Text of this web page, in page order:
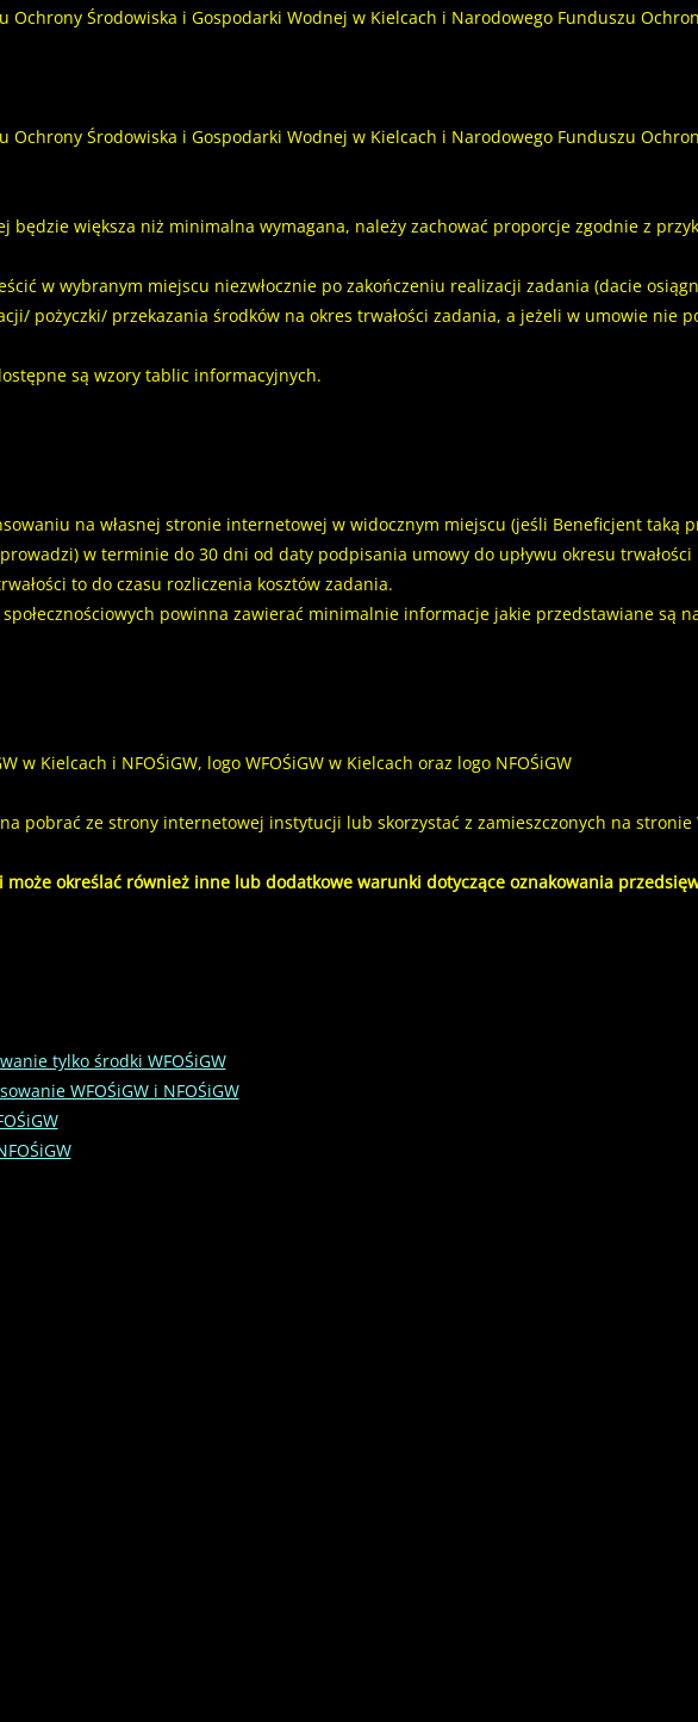
Środowiska i Gospodarki Wodnej w Kielcach i Narodowego Funduszu
Środowiska i Gospodarki Wodnej w Kielcach i Narodowego Funduszu
większa niż minimalna wymagana, należy zachować proporcje zgodnie z
w wybranym miejscu niezwłocznie po zakończeniu realizacji zadania (dacie
pożyczki/ przekazania środków na okres trwałości zadania, a jeżeli w umowie nie
są wzory tablic informacyjnych.
na własnej stronie internetowej w widocznym miejscu (jeśli Beneficjent taką
w terminie do 30 dni od daty podpisania umowy do upływu okresu
to do czasu rozliczenia kosztów zadania.
powinna zawierać minimalnie informacje jakie przedstawiane są
w Kielcach i NFOŚiGW, logo WFOŚiGW w Kielcach oraz logo NFOŚiGW
pobrać ze strony internetowej instytucji lub skorzystać z zamieszczonych na stronie
określać również inne lub dodatkowe warunki dotyczące oznakowania
tylko środki WFOŚiGW
WFOŚiGW i NFOŚiGW